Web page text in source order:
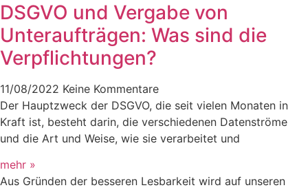
DSGVO und Vergabe von
Unteraufträgen: Was sind die
Verpflichtungen?
11/08/2022 Keine Kommentare
Der Hauptzweck der DSGVO, die seit vielen Monaten in
Kraft ist, besteht darin, die verschiedenen Datenströme
und die Art und Weise, wie sie verarbeitet und
mehr »
Aus Gründen der besseren Lesbarkeit wird auf unseren